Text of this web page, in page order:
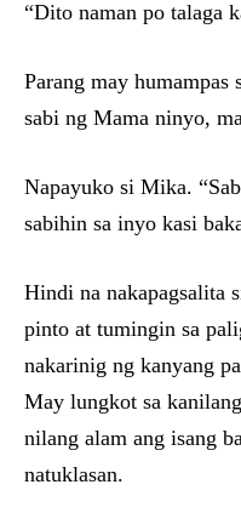
“Dito naman po talaga
Parang may
sabi ng Mama ninyo,
Napayuko si Mika.
sabihin sa inyo kasi
Hindi na nakapagsalita
pinto at tumingin sa
nakarinig ng kanyang
May lungkot sa
nilang alam ang isang
natuklasan.